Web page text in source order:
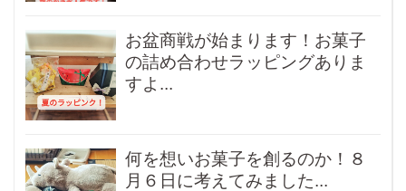
お盆商戦が始まります！お菓子
の詰め合わせラッピングありま
すよ...
何を想いお菓子を創るのか！８
月６日に考えてみました...